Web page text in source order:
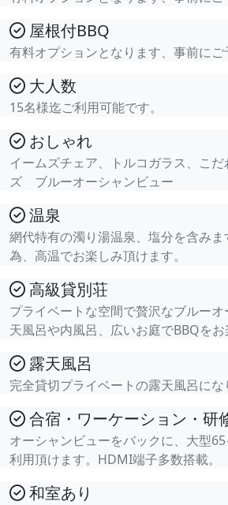
屋根付BBQ
有料オプションとなります、事前にご
大人数
15名様迄ご利用可能です。
おしゃれ
イームズチェア、トルコガラス、こ
ズ ブルーオーシャンビュー
温泉
網代特有の濁り湯温泉、塩分を含み
為、高温でお楽しみ頂けます。
高級貸別荘
プライベートな空間で贅沢なブルー
天風呂や内風呂、広いお庭でBBQをお
露天風呂
完全貸切プライベートの露天風呂にな
合宿・ワーケーション・研
オーシャンビューをバックに、大型
利用頂けます。HDMI端子多数搭載。
和室あり